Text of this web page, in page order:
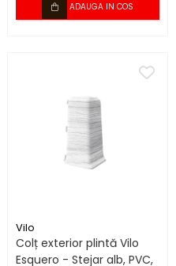
ADAUGA IN COS
Vilo
Colț exterior plintă Vilo
Esquero - Stejar alb, PVC,